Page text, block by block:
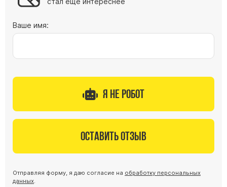
Ваше имя:
Я не робот
Оставить отзыв
Отправляя форму, я даю согласие на обработку персональных
данных